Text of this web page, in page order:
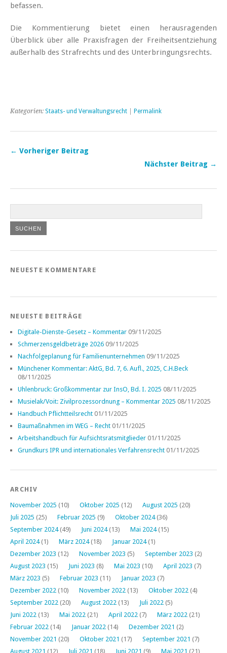
befassen.
Die Kommentierung bietet einen herausragenden
Überblick über alle Praxisfragen der Freiheitsentziehung
außerhalb des Strafrechts und des Unterbringungsrechts.
Kategorien: Staats- und Verwaltungsrecht Permalink
← Vorheriger Beitrag
Nächster Beitrag →
NEUESTE KOMMENTARE
NEUESTE BEITRÄGE
Digitale-Dienste-Gesetz – Kommentar 09/11/2025
Schmerzensgeldbeträge 2026 09/11/2025
Nachfolgeplanung für Familienunternehmen 09/11/2025
Münchener Kommentar: AktG, Bd. 7, 6. Aufl., 2025, C.H.Beck
08/11/2025
Uhlenbruck: Großkommentar zur InsO, Bd. I. 2025 08/11/2025
Musielak/Voit: Zivilprozessordnung – Kommentar 2025 08/11/2025
Handbuch Pflichtteilsrecht 01/11/2025
Baumaßnahmen im WEG – Recht 01/11/2025
Arbeitshandbuch für Aufsichtsratsmitglieder 01/11/2025
Grundkurs IPR und internationales Verfahrensrecht 01/11/2025
ARCHIV
November 2025 (10) Oktober 2025 (12) August 2025 (20)
Juli 2025 (25) Februar 2025 (9) Oktober 2024(36)
September 2024(49) Juni 2024(13) Mai 2024(15)
April 2024(1) März 2024(18) Januar 2024(1)
Dezember 2023 (12) November 2023 (5) September 2023 (2)
August 2023 (15) Juni 2023 (8) Mai 2023 (10) April 2023 (7)
März 2023 (5) Februar 2023 (11) Januar 2023 (7)
Dezember 2022 (10) November 2022 (13) Oktober 2022 (4)
September 2022 (20) August 2022 (13) Juli 2022 (5)
Juni 2022 (13) Mai 2022 (21) April 2022 (7) März 2022 (21)
Februar 2022 (14) Januar 2022 (14) Dezember 2021 (2)
November 2021 (20) Oktober 2021 (17) September 2021 (7)
August 2021 (12) Juli 2021 (18) Juni 2021 (9) Mai 2021 (21)